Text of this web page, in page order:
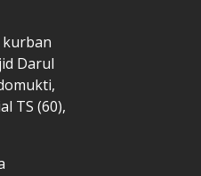
kurban
Darul
TS (60),